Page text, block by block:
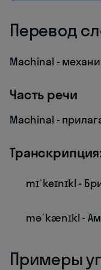
Перевод
Machinal -
Часть речи
Machinal -
Транскрипция:
mɪˈkeɪnɪkl -
məˈkænɪkl -
Примеры